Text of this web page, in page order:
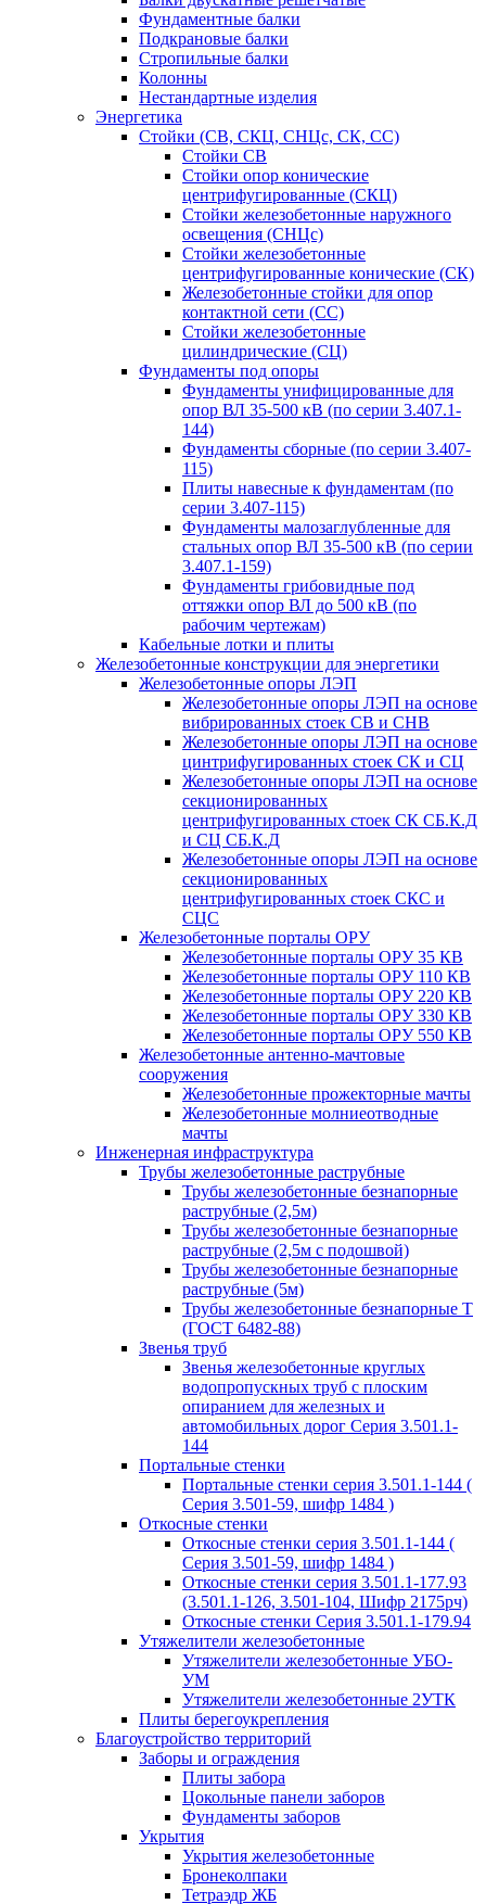
Фундаментные балки
Подкрановые балки
Стропильные балки
Колонны
Нестандартные изделия
Энергетика
Стойки (СВ, СКЦ, СНЦс, СК, СС)
Стойки СВ
Стойки опор конические
центрифугированные (СКЦ)
Стойки железобетонные наружного
освещения (СНЦс)
Стойки железобетонные
центрифугированные конические (СК)
Железобетонные стойки для опор
контактной сети (СС)
Стойки железобетонные
цилиндрические (СЦ)
Фундаменты под опоры
Фундаменты унифицированные для
опор ВЛ 35-500 кВ (по серии 3.407.1-
144)
Фундаменты сборные (по серии 3.407-
115)
Плиты навесные к фундаментам (по
серии 3.407-115)
Фундаменты малозаглубленные для
стальных опор ВЛ 35-500 кВ (по серии
3.407.1-159)
Фундаменты грибовидные под
оттяжки опор ВЛ до 500 кВ (по
рабочим чертежам)
Кабельные лотки и плиты
Железобетонные конструкции для энергетики
Железобетонные опоры ЛЭП
Железобетонные опоры ЛЭП на основе
вибрированных стоек СВ и СНВ
Железобетонные опоры ЛЭП на основе
цинтрифугированных стоек СК и СЦ
Железобетонные опоры ЛЭП на основе
секционированных
центрифугированных стоек СК СБ.К.Д
и СЦ СБ.К.Д
Железобетонные опоры ЛЭП на основе
секционированных
центрифугированных стоек СКС и
СЦС
Железобетонные порталы ОРУ
Железобетонные порталы ОРУ 35 КВ
Железобетонные порталы ОРУ 110 КВ
Железобетонные порталы ОРУ 220 КВ
Железобетонные порталы ОРУ 330 КВ
Железобетонные порталы ОРУ 550 КВ
Железобетонные антенно-мачтовые
сооружения
Железобетонные прожекторные мачты
Железобетонные молниеотводные
мачты
Инженерная инфраструктура
Трубы железобетонные раструбные
Трубы железобетонные безнапорные
раструбные (2,5м)
Трубы железобетонные безнапорные
раструбные (2,5м с подошвой)
Трубы железобетонные безнапорные
раструбные (5м)
Трубы железобетонные безнапорные Т
(ГОСТ 6482-88)
Звенья труб
Звенья железобетонные круглых
водопропускных труб с плоским
опиранием для железных и
автомобильных дорог Серия 3.501.1-
144
Портальные стенки
Портальные стенки серия 3.501.1-144 (
Серия 3.501-59, шифр 1484 )
Откосные стенки
Откосные стенки серия 3.501.1-144 (
Серия 3.501-59, шифр 1484 )
Откосные стенки серия 3.501.1-177.93
(3.501.1-126, 3.501-104, Шифр 2175рч)
Откосные стенки Серия 3.501.1-179.94
Утяжелители железобетонные
Утяжелители железобетонные УБО-
УМ
Утяжелители железобетонные 2УТК
Плиты берегоукрепления
Благоустройство территорий
Заборы и ограждения
Плиты забора
Цокольные панели заборов
Фундаменты заборов
Укрытия
Укрытия железобетонные
Бронеколпаки
Тетраэдр ЖБ